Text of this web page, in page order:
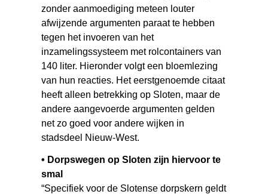
zonder aanmoediging meteen louter
afwijzende argumenten paraat te hebben
tegen het invoeren van het
inzamelingssysteem met rolcontainers van
140 liter. Hieronder volgt een bloemlezing
van hun reacties. Het eerstgenoemde citaat
heeft alleen betrekking op Sloten, maar de
andere aangevoerde argumenten gelden
net zo goed voor andere wijken in
stadsdeel Nieuw-West.
• Dorpswegen op Sloten zijn hiervoor te
smal
“Specifiek voor de Slotense dorpskern geldt